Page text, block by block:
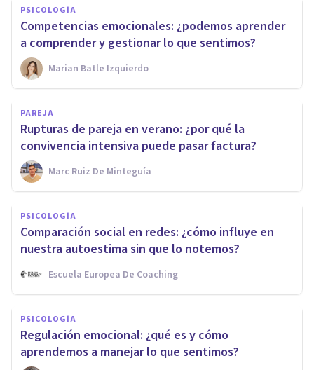
PSICOLOGÍA
Competencias emocionales: ¿podemos aprender
a comprender y gestionar lo que sentimos?
Marian Batle Izquierdo
PAREJA
Rupturas de pareja en verano: ¿por qué la
convivencia intensiva puede pasar factura?
Marc Ruiz De Minteguía
PSICOLOGÍA
Comparación social en redes: ¿cómo influye en
nuestra autoestima sin que lo notemos?
Escuela Europea De Coaching
PSICOLOGÍA
Regulación emocional: ¿qué es y cómo
aprendemos a manejar lo que sentimos?